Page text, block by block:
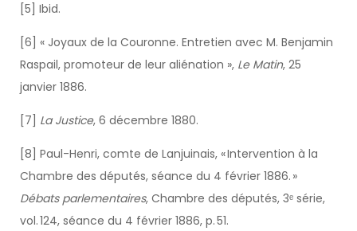
[5] Ibid.
[6] « Joyaux de la Couronne. Entretien avec M. Benjamin
Raspail, promoteur de leur aliénation », Le Matin, 25
janvier 1886.
[7] La Justice, 6 décembre 1880.
[8] Paul-Henri, comte de Lanjuinais, « Intervention à la
Chambre des députés, séance du 4 février 1886. »
Débats parlementaires, Chambre des députés, 3ᵉ série,
vol. 124, séance du 4 février 1886, p. 51.